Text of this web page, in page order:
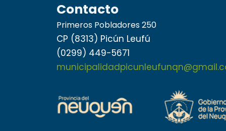
Contacto
Primeros Pobladores 250
CP (8313) Picún Leufú
(0299) 449-5671